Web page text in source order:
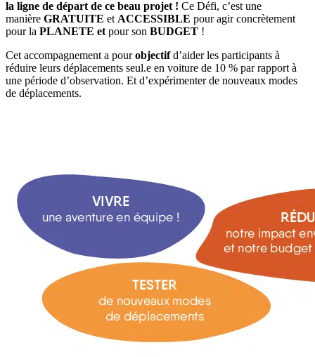
la ligne de départ de ce beau projet ! Ce Défi, c’est une
manière GRATUITE et ACCESSIBLE pour agir concrètement
pour la PLANETE et pour son BUDGET !
Cet accompagnement a pourobjectifd’aider les participants à
réduire leurs déplacements seul.e en voiture de 10 % par rapport à
une période d’observation. Et d’expérimenter de nouveaux modes
de déplacements.